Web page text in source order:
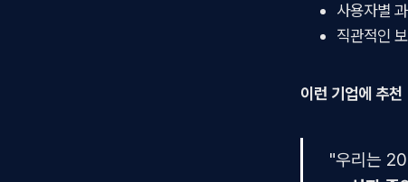
사용자별
직관적인
이런 기업에 추천
"우리는